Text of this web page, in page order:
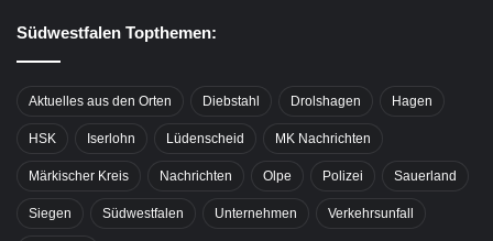
Südwestfalen Topthemen:
Aktuelles aus den Orten Diebstahl Drolshagen Hagen
HSK Iserlohn Lüdenscheid MK Nachrichten
Märkischer Kreis Nachrichten Olpe Polizei Sauerland
Siegen Südwestfalen Unternehmen Verkehrsunfall